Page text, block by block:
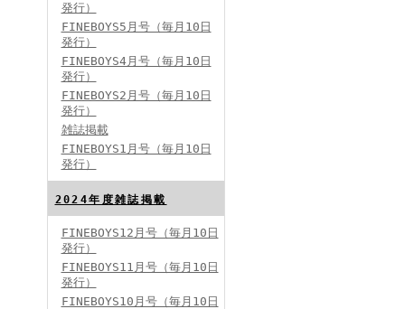
FINEBOYS2024年6月号
FINEBOYS2024年5月号
発行）
FINEBOYS5月号（毎月10日
発行）
FINEBOYS4月号（毎月10日
発行）
FINEBOYS2月号（毎月10日
発行）
雑誌掲載
FINEBOYS1月号（毎月10日
発行）
2024年度雑誌掲載
FINEBOYS12月号（毎月10日
発行）
FINEBOYS11月号（毎月10日
発行）
FINEBOYS10月号（毎月10日